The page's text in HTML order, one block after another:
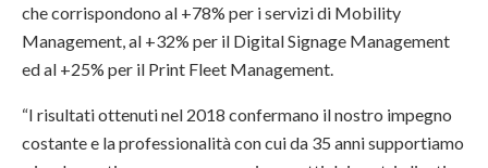
che corrispondono al +78% per i servizi di Mobility
Management, al +32% per il Digital Signage Management
ed al +25% per il Print Fleet Management.
“I risultati ottenuti nel 2018 confermano il nostro impegno
costante e la professionalità con cui da 35 anni supportiamo